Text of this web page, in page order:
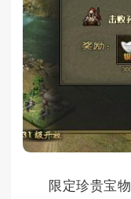
限定珍贵宝